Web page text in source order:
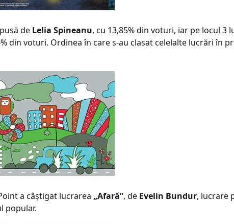
de Lelia Spineanu, cu 13,85% din voturi, iar pe locul 3
din voturi. Ordinea în care s-au clasat celelalte lucrări în
a câştigat lucrarea „Afară”, de Evelin Bundur, lucrare
popular.